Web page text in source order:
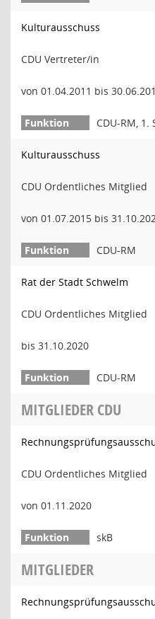
Kulturausschuss
CDU Vertreter/in
von 01.04.2011 bis
CDU-RM,
Kulturausschuss
CDU Ordentliches Mitglied
von 01.07.2015 bis
CDU-RM
Rat der Stadt Schwelm
CDU Ordentliches Mitglied
bis 31.10.2020
CDU-RM
MITGLIEDER CDU
CDU Ordentliches Mitglied
von 01.11.2020
skB
MITGLIEDER